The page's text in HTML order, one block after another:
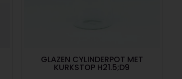
GLAZEN CYLINDERPOT MET
KURKSTOP H21.5;D9